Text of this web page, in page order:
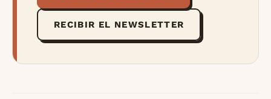
RECIBIR EL NEWSLETTER